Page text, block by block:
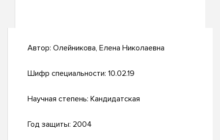
Автор: Олейникова, Елена Николаевна
Шифр специальности: 10.02.19
Научная степень: Кандидатская
Год защиты: 2004